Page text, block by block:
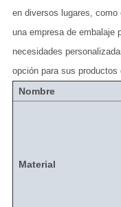
en diversos lugares,
una empresa de embalaje
necesidades
opción para sus productos
Nombre
Material